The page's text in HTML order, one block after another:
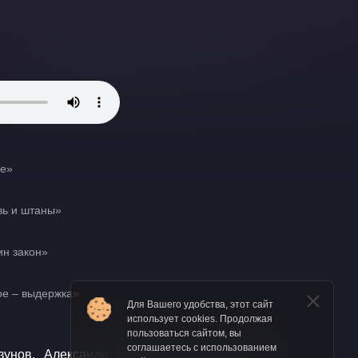
и штаны»
закон»
– выдержка»
Александр Бордуков, Александр
Для Вашего удобства, этот сайт
использует cookies. Продолжая
пользоваться сайтом, вы
соглашаетесь с использованием